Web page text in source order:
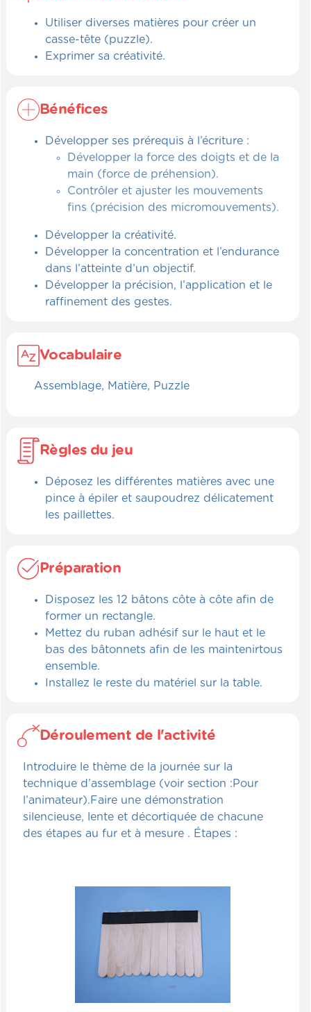
Utiliser diverses matières pour créer un
casse-tête (puzzle).
Exprimer sa créativité.
Bénéfices
Développer ses prérequis à l’écriture :
Développer la force des doigts et de la
main (force de préhension).
Contrôler et ajuster les mouvements
fins (précision des micromouvements).
Développer la créativité.
Développer la concentration et l’endurance
dans l’atteinte d’un objectif.
Développer la précision, l’application et le
raffinement des gestes.
Vocabulaire
Assemblage, Matière, Puzzle
Règles du jeu
Déposez les différentes matières avec une
pince à épiler et saupoudrez délicatement
les paillettes.
Préparation
Disposez les 12 bâtons côte à côte afin de
former un rectangle.
Mettez du ruban adhésif sur le haut et le
bas des bâtonnets afin de les maintenirtous
ensemble.
Installez le reste du matériel sur la table.
Déroulement de l'activité
Introduire le thème de la journée sur la
technique d’assemblage (voir section :Pour
l’animateur).Faire une démonstration
silencieuse, lente et décortiquée de chacune
des étapes au fur et à mesure . Étapes :